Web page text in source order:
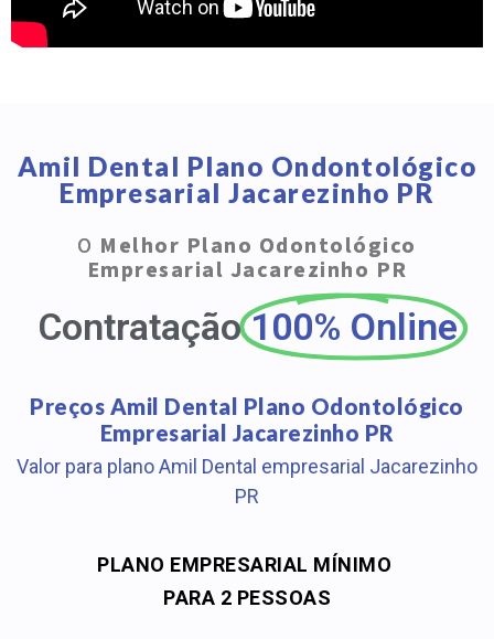
Amil Dental Plano Ondontológico
Empresarial Jacarezinho PR
O Melhor Plano Odontológico
Empresarial Jacarezinho PR
Contratação 100% Online
Preços Amil Dental Plano Odontológico
Empresarial Jacarezinho PR
Valor para plano Amil Dental empresarial Jacarezinho
PR
PLANO EMPRESARIAL MÍNIMO
PARA 2 PESSOAS